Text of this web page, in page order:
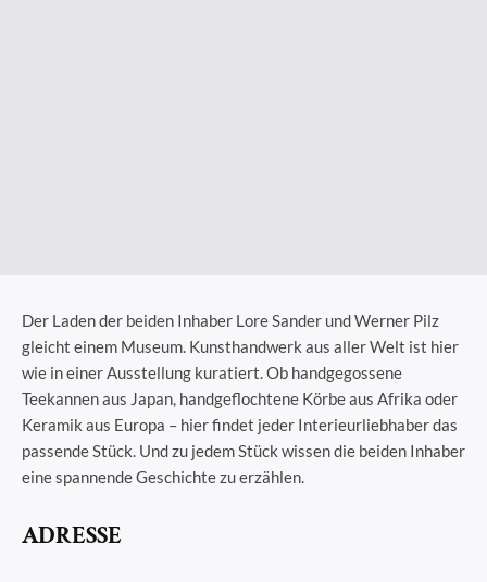
Der Laden der beiden Inhaber Lore Sander und Werner Pilz
gleicht einem Museum. Kunsthandwerk aus aller Welt ist hier
wie in einer Ausstellung kuratiert. Ob handgegossene
Teekannen aus Japan, handgeflochtene Körbe aus Afrika oder
Keramik aus Europa – hier findet jeder Interieurliebhaber das
passende Stück. Und zu jedem Stück wissen die beiden Inhaber
eine spannende Geschichte zu erzählen.
ADRESSE